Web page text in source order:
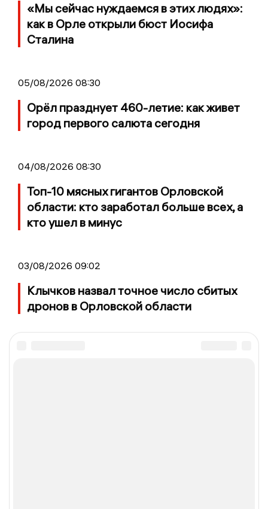
«Мы сейчас нуждаемся в этих людях»:
как в Орле открыли бюст Иосифа
Сталина
05/08/2026 08:30
Орёл празднует 460-летие: как живет
город первого салюта сегодня
04/08/2026 08:30
Топ-10 мясных гигантов Орловской
области: кто заработал больше всех, а
кто ушел в минус
03/08/2026 09:02
Клычков назвал точное число сбитых
дронов в Орловской области